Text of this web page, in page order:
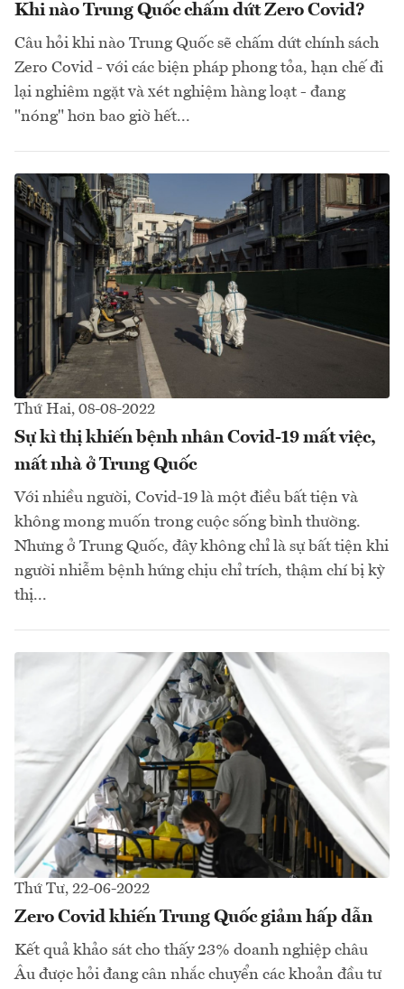
Khi nào Trung Quốc chấm dứt Zero Covid?
Câu hỏi khi nào Trung Quốc sẽ chấm dứt chính sách
Zero Covid - với các biện pháp phong tỏa, hạn chế đi
lại nghiêm ngặt và xét nghiệm hàng loạt - đang
"nóng" hơn bao giờ hết...
Thứ Hai, 08-08-2022
Sự kì thị khiến bệnh nhân Covid-19 mất việc,
mất nhà ở Trung Quốc
Với nhiều người, Covid-19 là một điều bất tiện và
không mong muốn trong cuộc sống bình thường.
Nhưng ở Trung Quốc, đây không chỉ là sự bất tiện khi
người nhiễm bệnh hứng chịu chỉ trích, thậm chí bị kỳ
thị...
Thứ Tư, 22-06-2022
Zero Covid khiến Trung Quốc giảm hấp dẫn
Kết quả khảo sát cho thấy 23% doanh nghiệp châu
Âu được hỏi đang cân nhắc chuyển các khoản đầu tư